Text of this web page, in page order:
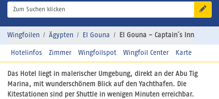
Zum Suchen klicken
Wingfoilen Ägypten El Gouna El Gouna - Captain´s Inn
Hotelinfos Zimmer Wingfoilspot Wingfoil Center Karte
Das Hotel liegt in malerischer Umgebung, direkt an der Abu Tig
Marina, mit wunderschönem Blick auf den Yachthafen. Die
Kitestationen sind per Shuttle in wenigen Minuten erreichbar.